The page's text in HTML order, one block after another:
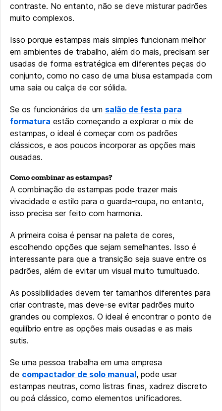
contraste. No entanto, não se deve misturar padrões
muito complexos.
Isso porque estampas mais simples funcionam melhor
em ambientes de trabalho, além do mais, precisam ser
usadas de forma estratégica em diferentes peças do
conjunto, como no caso de uma blusa estampada com
uma saia ou calça de cor sólida.
Se os funcionários de um salão de festa para
formatura estão começando a explorar o mix de
estampas, o ideal é começar com os padrões
clássicos, e aos poucos incorporar as opções mais
ousadas.
Como combinar as estampas?
A combinação de estampas pode trazer mais
vivacidade e estilo para o guarda-roupa, no entanto,
isso precisa ser feito com harmonia.
A primeira coisa é pensar na paleta de cores,
escolhendo opções que sejam semelhantes. Isso é
interessante para que a transição seja suave entre os
padrões, além de evitar um visual muito tumultuado.
As possibilidades devem ter tamanhos diferentes para
criar contraste, mas deve-se evitar padrões muito
grandes ou complexos. O ideal é encontrar o ponto de
equilíbrio entre as opções mais ousadas e as mais
sutis.
Se uma pessoa trabalha em uma empresa
de compactador de solo manual, pode usar
estampas neutras, como listras finas, xadrez discreto
ou poá clássico, como elementos unificadores.